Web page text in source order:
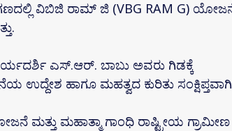
ವಿಬಿಜಿ ರಾಮ್ ಜಿ (VBG RAM G)
ಎಸ್.ಆರ್. ಬಾಬು ಅವರು ಗಿಡಕ್ಕೆ
ಹಾಗೂ ಮಹತ್ವದ ಕುರಿತು ಸಂಕ್ಷಿಪ್ತವಾಗಿ
ಮಹಾತ್ಮಾ ಗಾಂಧಿ ರಾಷ್ಟ್ರೀಯ ಗ್ರಾಮೀಣ